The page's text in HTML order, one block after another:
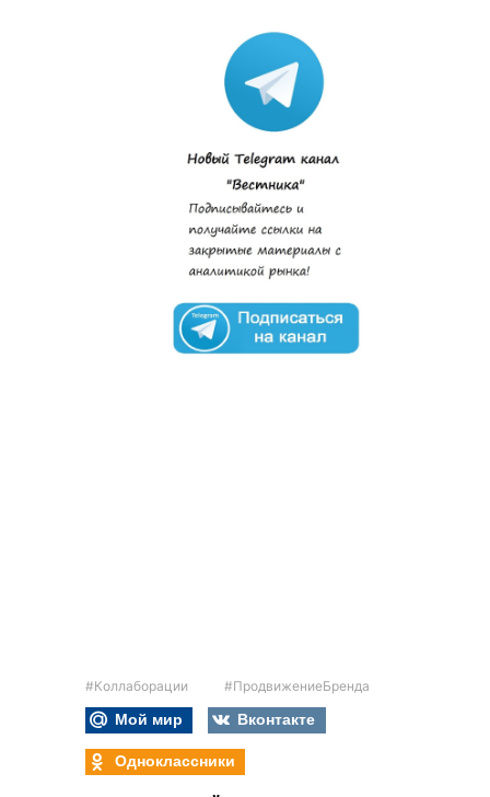
#Коллаборации #ПродвижениеБренда
Мой мир
Вконтакте
Одноклассники